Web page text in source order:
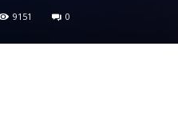
9151 0